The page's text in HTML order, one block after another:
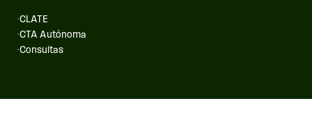
CLATE
CTA Autónoma
Consultas